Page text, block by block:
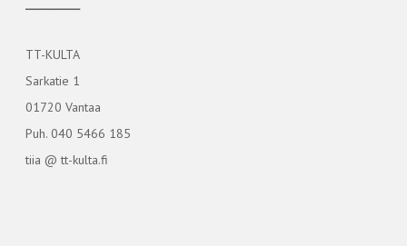
TT-KULTA
Sarkatie 1
01720 Vantaa
Puh. 040 5466 185
tiia @ tt-kulta.fi